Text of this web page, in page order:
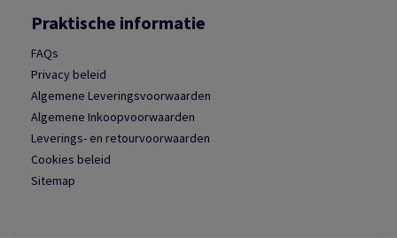
Praktische informatie
FAQs
Privacy beleid
Algemene Leveringsvoorwaarden
Algemene Inkoopvoorwaarden
Leverings- en retourvoorwaarden
Cookies beleid
Sitemap